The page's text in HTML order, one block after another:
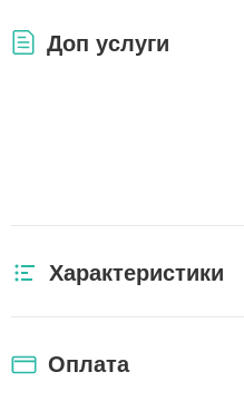
Доп услуги
Характеристики
Оплата